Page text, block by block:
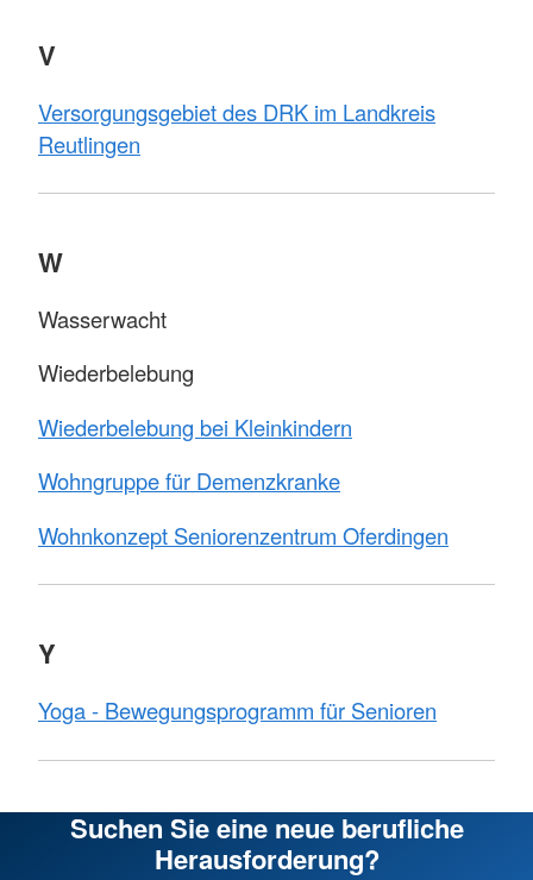
V
Versorgungsgebiet des DRK im Landkreis
Reutlingen
W
Wasserwacht
Wiederbelebung
Wiederbelebung bei Kleinkindern
Wohngruppe für Demenzkranke
Wohnkonzept Seniorenzentrum Oferdingen
Y
Yoga - Bewegungsprogramm für Senioren
Suchen Sie eine neue berufliche
Herausforderung?